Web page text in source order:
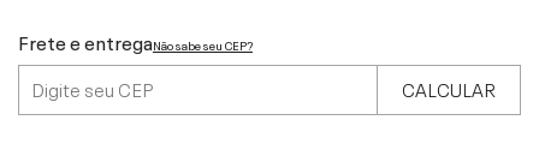
Frete e entregaNão sabe seu CEP?
CALCULAR